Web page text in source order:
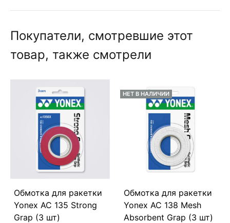
Покупатели, смотревшие этот
товар, также смотрели
Обмотка для ракетки
Yonex AC 135 Strong
Grap (3 шт)
НЕТ В НАЛИЧИИ
Обмотка для ракетки
Yonex AC 138 Mesh
Absorbent Grap (3 шт)